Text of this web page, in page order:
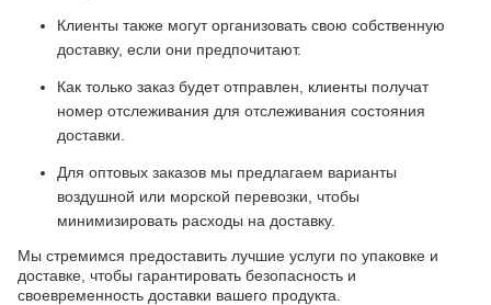
Клиенты также могут организовать свою собственную
доставку, если они предпочитают.
Как только заказ будет отправлен, клиенты получат
номер отслеживания для отслеживания состояния
доставки.
Для оптовых заказов мы предлагаем варианты
воздушной или морской перевозки, чтобы
минимизировать расходы на доставку.
Мы стремимся предоставить лучшие услуги по упаковке и
доставке, чтобы гарантировать безопасность и
своевременность доставки вашего продукта.